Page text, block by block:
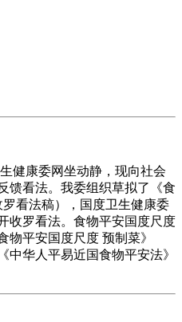
康委网坐动静，现向社会
馈看法。我委组织草拟了《食
看法稿），国度卫生健康委
收罗看法。食物平安国度尺度
物平安国度尺度 预制菜》
中华人平易近国食物平安法》